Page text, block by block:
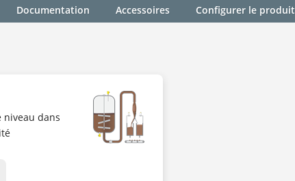
Documentation Accessoires Configurer le produit
niveau dans